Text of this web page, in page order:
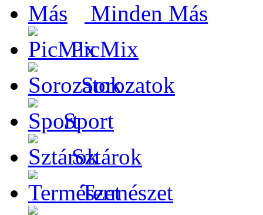
Minden Más
PicMix
Sorozatok
Sport
Sztárok
Természet